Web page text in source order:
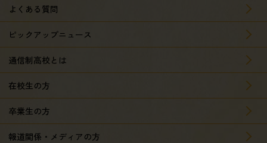
よくある質問
ピックアップニュース
通信制高校とは
在校生の方
卒業生の方
報道関係・メディアの方